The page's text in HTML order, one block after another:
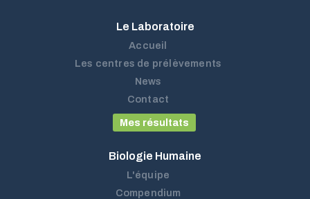
Le Laboratoire
Accueil
Les centres de prélèvements
News
Contact
Mes résultats
Biologie Humaine
L'équipe
Compendium